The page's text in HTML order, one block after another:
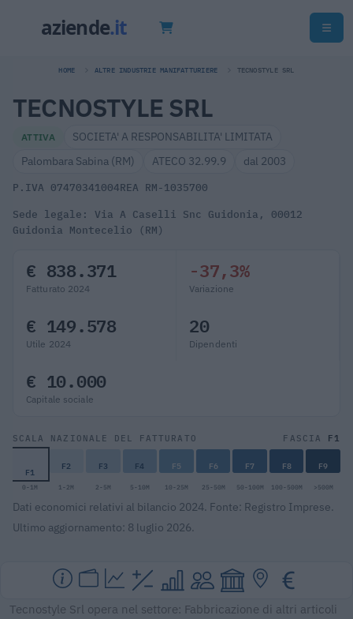
HOME ALTRE INDUSTRIE MANIFATTURIERE TECNOSTYLE SRL
TECNOSTYLE SRL
ATTIVA
SOCIETA' A RESPONSABILITA' LIMITATA
Palombara Sabina (RM)
ATECO 32.99.9 dal 2003
P.IVA 07470341004REA RM-1035700
Sede legale: Via A Caselli Snc Guidonia, 00012
Guidonia Montecelio (RM)
€ 838.371
Fatturato 2024
-37,3%
Variazione
€ 149.578
Utile 2024
20
Dipendenti
€ 10.000
Capitale sociale
SCALA NAZIONALE DEL FATTURATO FASCIA F1
F1 F2 F3 F4 F5 F6 F7 F8 F9
0-1M 1-2M 2-5M 5-10M 10-25M 25-50M 50-100M 100-500M >500M
Dati economici relativi al bilancio 2024. Fonte: Registro Imprese.
Ultimo aggiornamento: 8 luglio 2026.
Tecnostyle Srl opera nel settore: Fabbricazione di altri articoli